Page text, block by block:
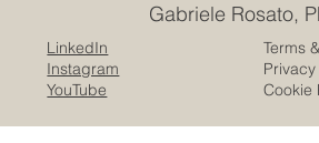
Gabriele Rosato,
Terms
Cookie
LinkedIn
Instagram
YouTube